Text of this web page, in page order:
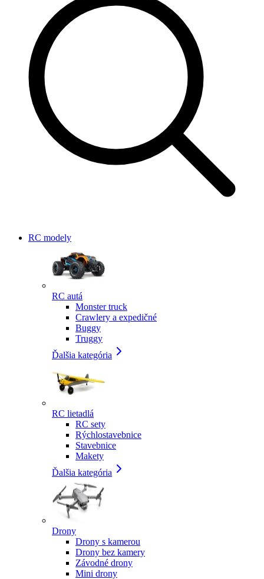
RC modely
RC autá
Monster truck
Crawlery a expedičné
Buggy
Truggy
Ďalšia kategória
RC lietadlá
RC sety
Rýchlostavebnice
Stavebnice
Makety
Ďalšia kategória
Drony
Drony s kamerou
Drony bez kamery
Závodné drony
Mini drony